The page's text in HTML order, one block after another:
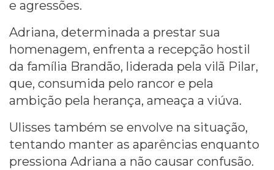
e agressões.
Adriana, determinada a prestar sua
homenagem, enfrenta a recepção hostil
da família Brandão, liderada pela vilã Pilar,
que, consumida pelo rancor e pela
ambição pela herança, ameaça a viúva.
Ulisses também se envolve na situação,
tentando manter as aparências enquanto
pressiona Adriana a não causar confusão.